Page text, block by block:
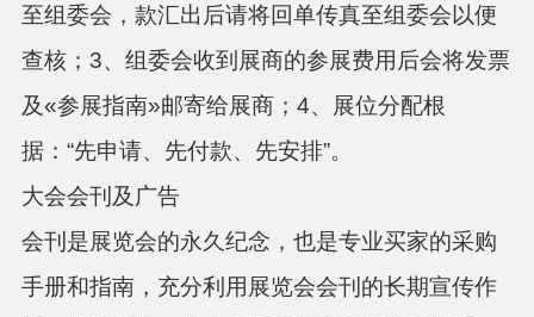
至组委会，款汇出后请将回单传真至组委会以便
查核；3、组委会收到展商的参展费用后会将发票
及«参展指南»邮寄给展商；4、展位分配根
据：“先申请、先付款、先安排”。
大会会刊及广告
会刊是展览会的永久纪念，也是专业买家的采购
手册和指南，充分利用展览会会刊的长期宣传作